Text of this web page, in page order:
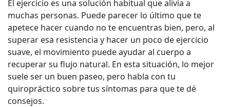
El ejercicio es una solución habitual que alivia a
muchas personas. Puede parecer lo último que te
apetece hacer cuando no te encuentras bien, pero, al
superar esa resistencia y hacer un poco de ejercicio
suave, el movimiento puede ayudar al cuerpo a
recuperar su flujo natural. En esta situación, lo mejor
suele ser un buen paseo, pero habla con tu
quiropráctico sobre tus síntomas para que te dé
consejos.